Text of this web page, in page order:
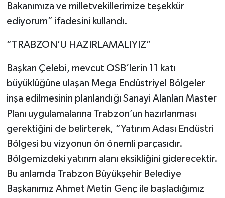
Bakanımıza ve milletvekillerimize teşekkür
ediyorum” ifadesini kullandı.
“TRABZON’U HAZIRLAMALIYIZ”
Başkan Çelebi, mevcut OSB’lerin 11 katı
büyüklüğüne ulaşan Mega Endüstriyel Bölgeler
inşa edilmesinin planlandığı Sanayi Alanları Master
Planı uygulamalarına Trabzon’un hazırlanması
gerektiğini de belirterek, “Yatırım Adası Endüstri
Bölgesi bu vizyonun ön önemli parçasıdır.
Bölgemizdeki yatırım alanı eksikliğini giderecektir.
Bu anlamda Trabzon Büyükşehir Belediye
Başkanımız Ahmet Metin Genç ile başladığımız